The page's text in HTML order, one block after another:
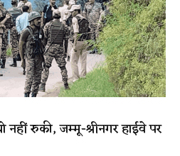
नहीं रुकी, जम्मू-श्रीनगर हाईवे पर